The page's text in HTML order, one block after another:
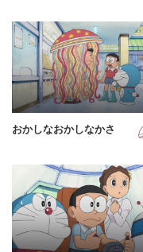
おかしなおかしなかさ